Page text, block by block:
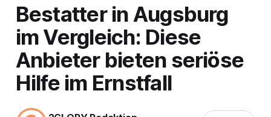
Bestatter in Augsburg
im Vergleich: Diese
Anbieter bieten seriöse
Hilfe im Ernstfall